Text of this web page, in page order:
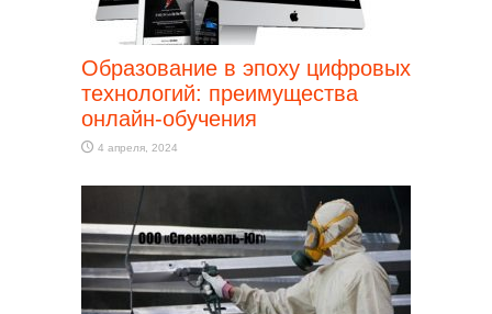
Образование в эпоху цифровых
технологий: преимущества
онлайн-обучения
4 апреля, 2024